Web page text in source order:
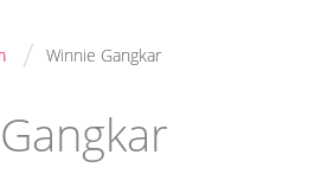
/ Winnie Gangkar